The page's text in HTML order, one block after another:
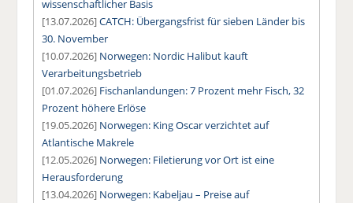
wissenschaftlicher Basis
[13.07.2026]CATCH: Übergangsfrist für sieben Länder bis
30. November
[10.07.2026] Norwegen: Nordic Halibut kauft
Verarbeitungsbetrieb
[01.07.2026] Fischanlandungen: 7 Prozent mehr Fisch, 32
Prozent höhere Erlöse
[19.05.2026] Norwegen: King Oscar verzichtet auf
Atlantische Makrele
[12.05.2026] Norwegen: Filetierung vor Ort ist eine
Herausforderung
[13.04.2026] Norwegen: Kabeljau – Preise auf